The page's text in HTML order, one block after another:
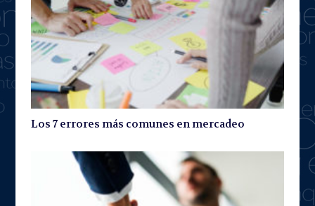
Los 7 errores más comunes en mercadeo